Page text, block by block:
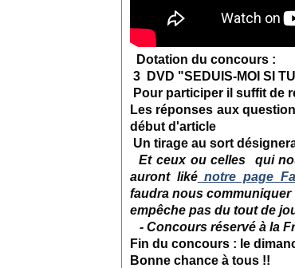
Dotation du concours :
3 DVD "SEDUIS-MOI SI
Pour participer il suffit de
Les réponses aux
début d'article
Un tirage au sort
Et ceux ou celles qui
auront likénotre page
faudra nous communiquer
empêche pas du tout de
- Concours réservé à la
Fin du concours : le
Bonne chance à tous !!